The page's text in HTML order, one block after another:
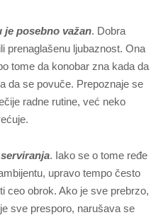
je posebno važan. Dobra
prenaglašenu ljubaznost. Ona
tome da konobar zna kada da
da se povuče. Prepoznaje se
radne rutine, već neko
. Iako se o tome ređe
upravo tempo često
ceo obrok. Ako je sve prebrzo,
sve presporo, narušava se